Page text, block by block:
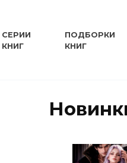
СЕРИИ
КНИГ
ПОДБОРКИ
КНИГ